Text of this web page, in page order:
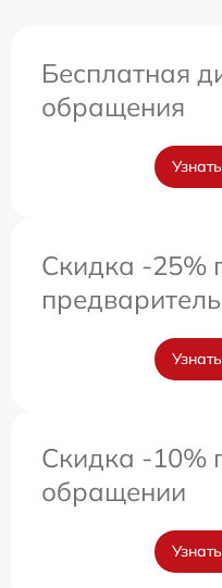
Бесплатная
обращения
Скидка -25%
Скидка -10%
обращении